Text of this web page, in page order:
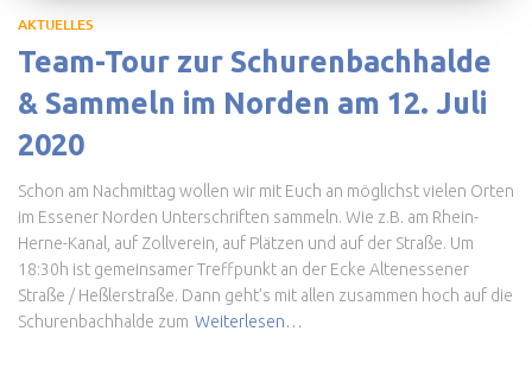
AKTUELLES
Team-Tour zur Schurenbachhalde
& Sammeln im Norden am 12. Juli
2020
Schon am Nachmittag wollen wir mit Euch an möglichst vielen Orten
im Essener Norden Unterschriften sammeln. Wie z.B. am Rhein-
Herne-Kanal, auf Zollverein, auf Plätzen und auf der Straße. Um
18:30h ist gemeinsamer Treffpunkt an der Ecke Altenessener
Straße / Heßlerstraße. Dann geht’s mit allen zusammen hoch auf die
Schurenbachhalde zum Weiterlesen…